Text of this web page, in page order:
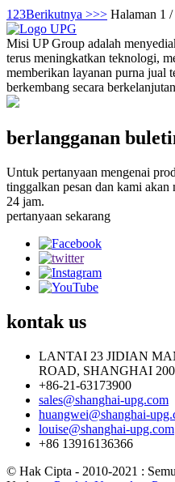
1 23Berikutnya >>> Halaman 1 /
Misi UP Group adalah
terus meningkatkan teknologi,
memberikan layanan purna jual
berkembang secara
berlangganan
Untuk pertanyaan mengenai
tinggalkan pesan dan kami
24 jam.
pertanyaan sekarang
kontak us
LANTAI 23 JIDIAN
ROAD, SHANGHAI
+86-21-63173900
sales@shanghai-upg.com
huangwei@shanghai-
louise@shanghai-upg.com
+86 13916136366
© Hak Cipta - 2010-2021 :